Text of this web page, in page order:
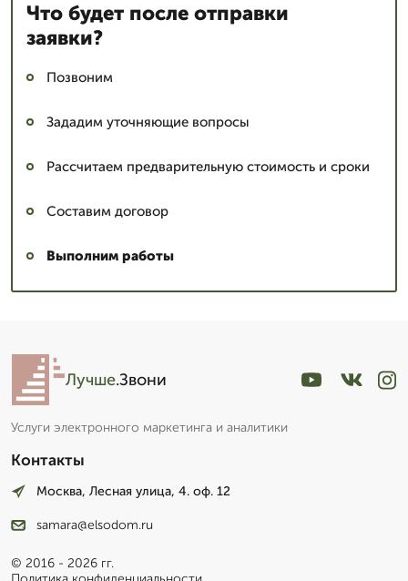
Что будет после отправки
заявки?
Позвоним
Зададим уточняющие вопросы
Рассчитаем предварительную стоимость и сроки
Составим договор
Выполним работы
Лучше.Звони
Услуги электронного маркетинга и аналитики
Контакты
Москва, Лесная улица, 4. оф. 12
samara@elsodom.ru
© 2016 - 2026 гг.